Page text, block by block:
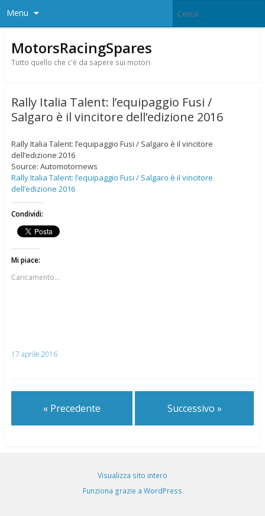
Menu
MotorsRacingSpares
Tutto quello che c'è da sapere sui motori
Rally Italia Talent: l’equipaggio Fusi /
Salgaro è il vincitore dell’edizione 2016
Rally Italia Talent: l’equipaggio Fusi / Salgaro è il vincitore
dell’edizione 2016
Source: Automotornews
Rally Italia Talent: l’equipaggio Fusi / Salgaro è il vincitore
dell’edizione 2016
Condividi:
Mi piace:
Caricamento...
17 aprile 2016
« Precedente Successivo »
Visualizza sito intero
Funziona grazie a WordPress